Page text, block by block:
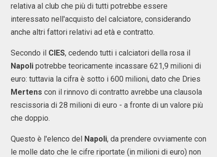
relativa al club che più di tutti potrebbe essere
interessato nell'acquisto del calciatore, considerando
anche altri fattori relativi ad età e contratto.
Secondo il CIES, cedendo tutti i calciatori della rosa il
Napoli potrebbe teoricamente incassare 621,9 milioni di
euro: tuttavia la cifra è sotto i 600 milioni, dato che Dries
Mertens con il rinnovo di contratto avrebbe una clausola
rescissoria di 28 milioni di euro - a fronte di un valore più
che doppio.
Questo è l'elenco del Napoli, da prendere ovviamente con
le molle dato che le cifre riportate (in milioni di euro) non